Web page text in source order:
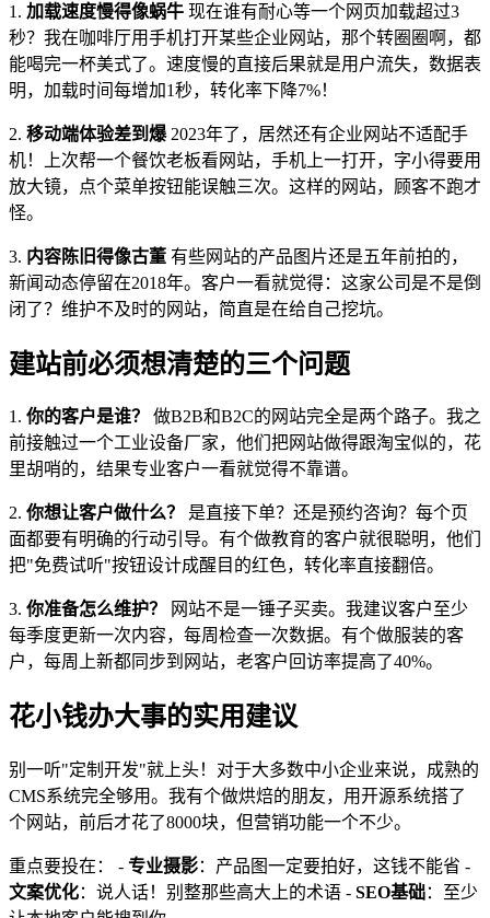
1. 加载速度慢得像蜗牛 现在谁有耐心等一个网页加载超过3
秒？我在咖啡厅用手机打开某些企业网站，那个转圈圈啊，都
能喝完一杯美式了。速度慢的直接后果就是用户流失，数据表
明，加载时间每增加1秒，转化率下降7%！
2. 移动端体验差到爆2023年了，居然还有企业网站不适配手
机！上次帮一个餐饮老板看网站，手机上一打开，字小得要用
放大镜，点个菜单按钮能误触三次。这样的网站，顾客不跑才
怪。
3. 内容陈旧得像古董 有些网站的产品图片还是五年前拍的，
新闻动态停留在2018年。客户一看就觉得：这家公司是不是倒
闭了？维护不及时的网站，简直是在给自己挖坑。
建站前必须想清楚的三个问题
1. 你的客户是谁？
做B2B和B2C的网站完全是两个路子。我之
前接触过一个工业设备厂家，他们把网站做得跟淘宝似的，花
里胡哨的，结果专业客户一看就觉得不靠谱。
2. 你想让客户做什么？
是直接下单？还是预约咨询？每个页
面都要有明确的行动引导。有个做教育的客户就很聪明，他们
把"免费试听"按钮设计成醒目的红色，转化率直接翻倍。
3. 你准备怎么维护？
网站不是一锤子买卖。我建议客户至少
每季度更新一次内容，每周检查一次数据。有个做服装的客
户，每周上新都同步到网站，老客户回访率提高了40%。
花小钱办大事的实用建议
别一听"定制开发"就上头！对于大多数中小企业来说，成熟的
CMS系统完全够用。我有个做烘焙的朋友，用开源系统搭了
个网站，前后才花了8000块，但营销功能一个不少。
重点要投在： - 专业摄影：产品图一定要拍好，这钱不能省 -
文案优化：说人话！别整那些高大上的术语 - SEO基础：至少